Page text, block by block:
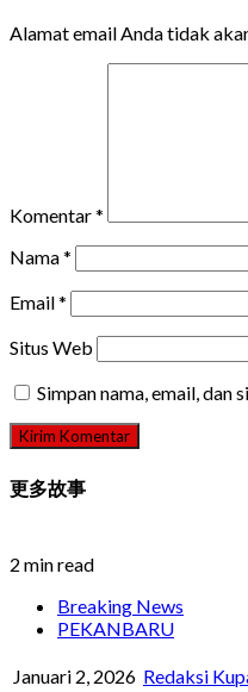
Alamat email Anda tidak
Komentar*
Nama*
Email*
Situs Web
Simpan nama, email,
更多故事
2 min read
Breaking News
PEKANBARU
Januari 2, 2026 Redaksi